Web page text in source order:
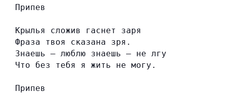
Припев
Крылья сложив гаснет заря
Фраза твоя сказана зря.
Знаешь — люблю знаешь — не лгу
Что без тебя я жить не могу.
Припев